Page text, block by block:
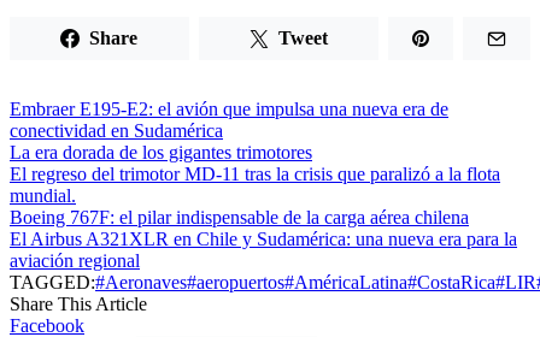
Share Tweet
Embraer E195-E2: el avión que impulsa una nueva era de
conectividad en Sudamérica
La era dorada de los gigantes trimotores
El regreso del trimotor MD-11 tras la crisis que paralizó a la flota
mundial.
Boeing 767F: el pilar indispensable de la carga aérea chilena
El Airbus A321XLR en Chile y Sudamérica: una nueva era para la
aviación regional
TAGGED:#Aeronaves#aeropuertos#AméricaLatina#CostaRica#LIR
Share This Article
Facebook